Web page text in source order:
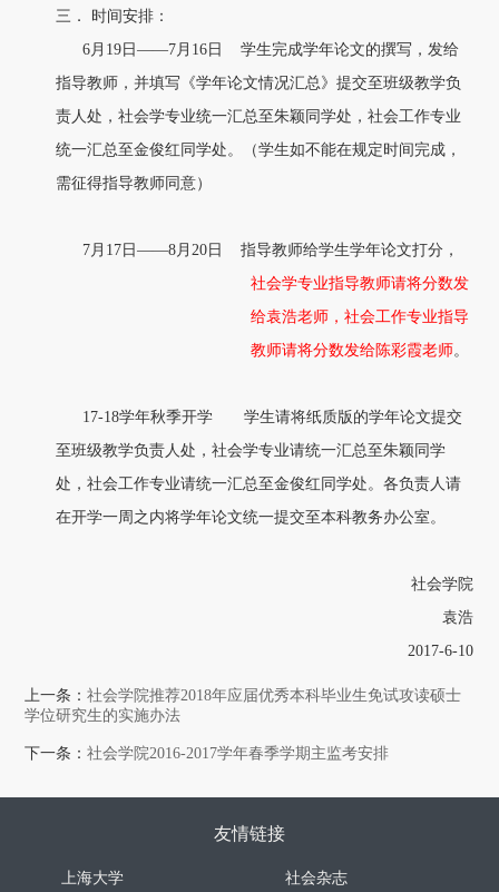
三． 时间安排：
6月19 日——7月 16 日 学生完成学年论文的撰写，发给
指导教师，并填写《学年论文情况汇总》提交至班级教学负
责人处，社会学专业统一汇总至朱颖 同学处，社会工作专业
统一汇总至金俊红 同学处。
（学生如不能在规定时间完成，
需征得指导教师同意）
7月17 日——8月20日 指导教师给学生学年论文打分，
社会学专业指导教师请将分数发
给袁浩老师，社会工作专业指导
教师请将分数发给陈彩霞老师。
17-18学年秋季开学 学生请将纸质版的学年论文提交
至班级教学负责人处，社会学专业请统一汇总至朱颖 同学
处，社会工作专业请统一汇总至金俊红 同学处。各负责人请
在开学一周之内将学年论文统一提交至本科教务办公室。
社会学院
袁浩
2017-6-10
上一条：社会学院推荐2018年应届优秀本科毕业生免试攻读硕士
学位研究生的实施办法
下一条：社会学院2016-2017学年春季学期主监考安排
友情链接
上海大学 社会杂志